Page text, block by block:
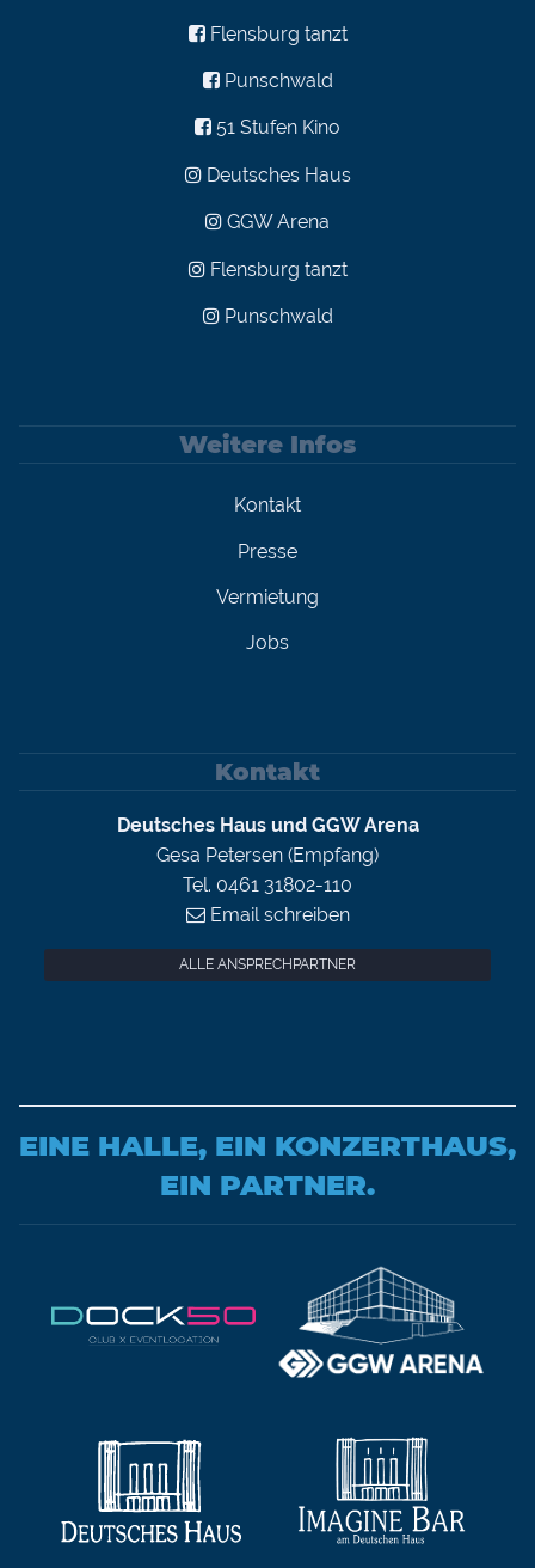
Flensburg tanzt
Punschwald
51 Stufen Kino
Deutsches Haus
GGW Arena
Flensburg tanzt
Punschwald
Weitere Infos
Kontakt
Presse
Vermietung
Jobs
Kontakt
Deutsches Haus und GGW Arena
Gesa Petersen (Empfang)
Tel. 0461 31802-110
Email schreiben
ALLE ANSPRECHPARTNER
EINE HALLE, EIN KONZERTHAUS,
EIN PARTNER.